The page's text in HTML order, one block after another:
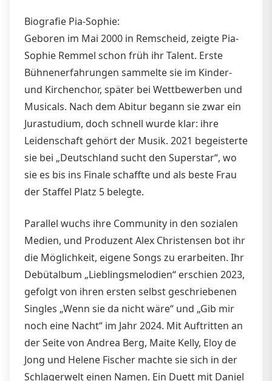
Biografie Pia-Sophie:
Geboren im Mai 2000 in Remscheid, zeigte Pia-
Sophie Remmel schon früh ihr Talent. Erste
Bühnenerfahrungen sammelte sie im Kinder-
und Kirchenchor, später bei Wettbewerben und
Musicals. Nach dem Abitur begann sie zwar ein
Jurastudium, doch schnell wurde klar: ihre
Leidenschaft gehört der Musik. 2021 begeisterte
sie bei „Deutschland sucht den Superstar“, wo
sie es bis ins Finale schaffte und als beste Frau
der Staffel Platz 5 belegte.
Parallel wuchs ihre Community in den sozialen
Medien, und Produzent Alex Christensen bot ihr
die Möglichkeit, eigene Songs zu erarbeiten. Ihr
Debütalbum „Lieblingsmelodien“ erschien 2023,
gefolgt von ihren ersten selbst geschriebenen
Singles „Wenn sie da nicht wäre“ und „Gib mir
noch eine Nacht“ im Jahr 2024. Mit Auftritten an
der Seite von Andrea Berg, Maite Kelly, Eloy de
Jong und Helene Fischer machte sie sich in der
Schlagerwelt einen Namen. Ein Duett mit Daniel